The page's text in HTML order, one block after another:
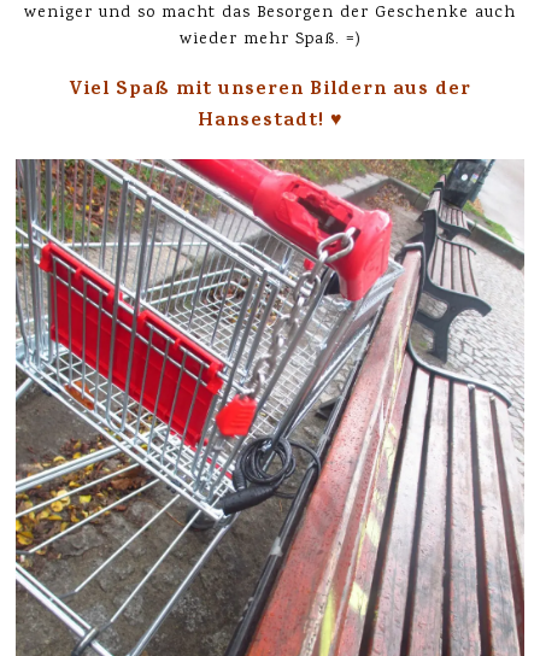
weniger und so macht das Besorgen der Geschenke auch
wieder mehr Spaß. =)
Viel Spaß mit unseren Bildern aus der
Hansestadt! ♥